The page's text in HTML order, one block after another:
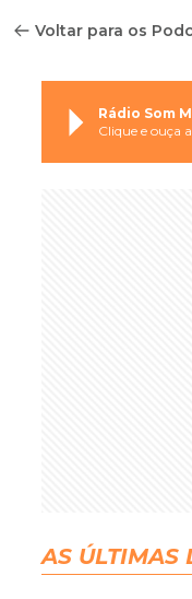
Voltar para os
Rádio Som
Clique e ouça
AS ÚLTIMAS